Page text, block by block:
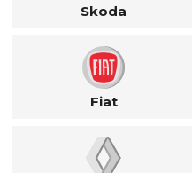
Skoda
Fiat